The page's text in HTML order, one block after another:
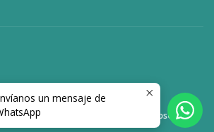
2026 Nevasol.
reservados.
Desarrollado por Jumpseller.
un mensaje de